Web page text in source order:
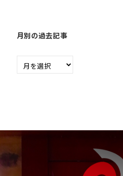
月別の過去記事
月
事